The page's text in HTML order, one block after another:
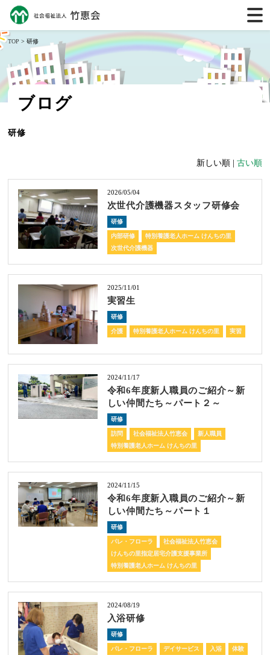
TOP > 研修
ブログ
研修
新しい順 | 古い順
2026/05/04
次世代介護機器スタッフ研修会
研修
内部研修
特別養護老人ホーム けんちの里
次世代介護機器
2025/11/01
実習生
研修
介護 特別養護老人ホーム けんちの里 実習
2024/11/17
令和6年度新人職員のご紹介～新
しい仲間たち～パート２～
研修
訪問 社会福祉法人竹恵会
新人職員
特別養護老人ホーム けんちの里
2024/11/15
令和6年度新入職員のご紹介～新
しい仲間たち～パート１
研修
パレ・フローラ
社会福祉法人竹恵会
けんちの里指定居宅介護支援事業所
特別養護老人ホーム けんちの里
2024/08/19
入浴研修
研修
パレ・フローラ デイサービス 入浴 体験